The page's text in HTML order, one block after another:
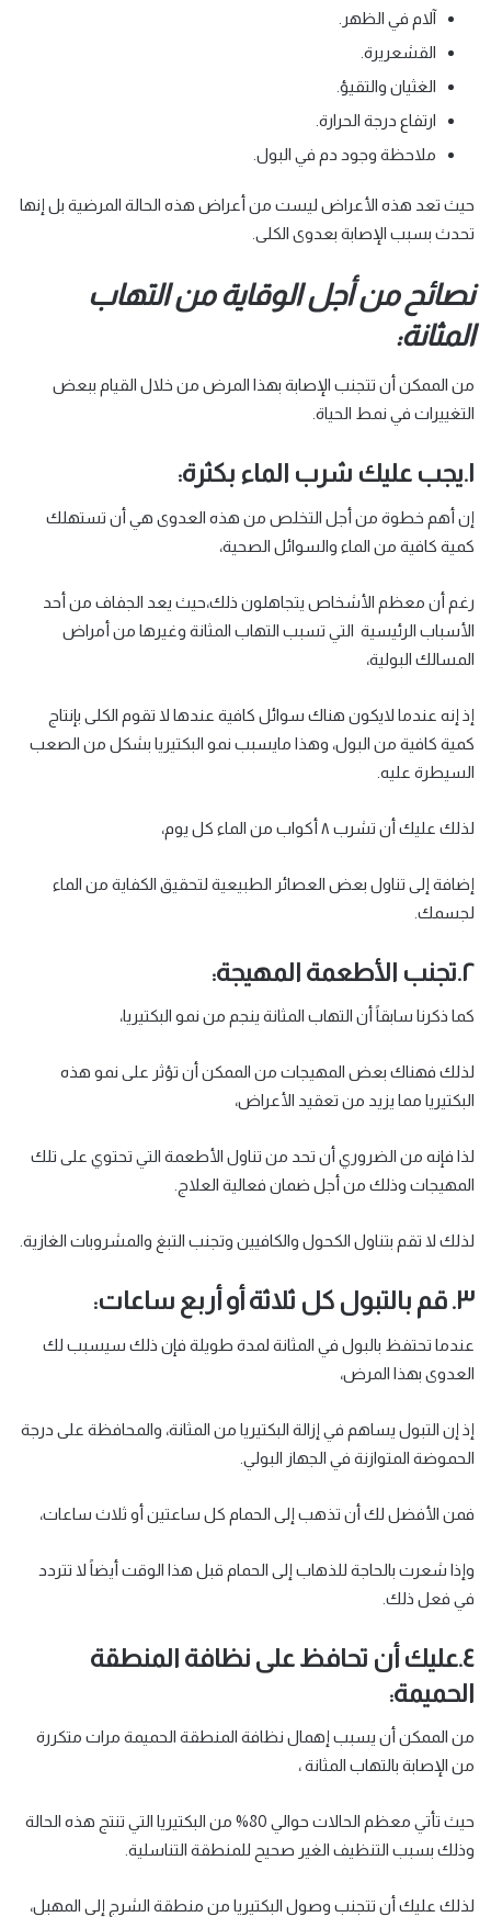
آلام في الظهر.
القشعريرة.
الغثيان والتقيؤ.
ارتفاع درجة الحرارة.
ملاحظة وجود دم في البول.
حيث تعد هذه الأعراض ليست من أعراض هذه الحالة المرضية بل إنها
تحدث بسبب الإصابة بعدوى الكلى.
نصائح من أجل الوقاية من التهاب
المثانة:
من الممكن أن تتجنب الإصابة بهذا المرض من خلال القيام ببعض
التغييرات في نمط الحياة.
١.يجب عليك شرب الماء بكثرة:
إن أهم خطوة من أجل التخلص من هذه العدوى هي أن تستهلك
كمية كافية من الماء والسوائل الصحية،
رغم أن معظم الأشخاص يتجاهلون ذلك،حيث يعد الجفاف من أحد
الأسباب الرئيسية التي تسبب التهاب المثانة وغيرها من أمراض
المسالك البولية،
إذ إنه عندما لايكون هناك سوائل كافية عندها لا تقوم الكلى بإنتاج
كمية كافية من البول، وهذا مايسبب نمو البكتيريا بشكل من الصعب
السيطرة عليه.
لذلك عليك أن تشرب ٨ أكواب من الماء كل يوم،
إضافة إلى تناول بعض العصائر الطبيعية لتحقيق الكفاية من الماء
لجسمك.
٢.تجنب الأطعمة المهيجة:
كما ذكرنا سابقاً أن التهاب المثانة ينجم من نمو البكتيريا،
لذلك فهناك بعض المهيجات من الممكن أن تؤثر على نمو هذه
البكتيريا مما يزيد من تعقيد الأعراض،
لذا فإنه من الضروري أن تحد من تناول الأطعمة التي تحتوي على تلك
المهيجات وذلك من أجل ضمان فعالية العلاج.
لذلك لا تقم بتناول الكحول والكافيين وتجنب التبغ والمشروبات الغازية.
٣. قم بالتبول كل ثلاثة أو أربع ساعات:
عندما تحتفظ بالبول في المثانة لمدة طويلة فإن ذلك سيسبب لك
العدوى بهذا المرض،
إذ إن التبول يساهم في إزالة البكتيريا من المثانة، والمحافظة على درجة
الحموضة المتوازنة في الجهاز البولي.
فمن الأفضل لك أن تذهب إلى الحمام كل ساعتين أو ثلاث ساعات،
وإذا شعرت بالحاجة للذهاب إلى الحمام قبل هذا الوقت أيضاً لا تتردد
في فعل ذلك.
٤.عليك أن تحافظ على نظافة المنطقة
الحميمة:
من الممكن أن يسبب إهمال نظافة المنطقة الحميمة مرات متكررة
من الإصابة بالتهاب المثانة ،
حيث تأتي معظم الحالات حوالي 80% من البكتيريا التي تنتج هذه الحالة
وذلك بسبب التنظيف الغير صحيح للمنطقة التناسلية.
لذلك عليك أن تتجنب وصول البكتيريا من منطقة الشرج إلى المهبل،